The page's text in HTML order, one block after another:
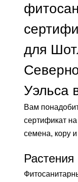
для
Уэльса
Вам
сертификат
семена, кору
Растения